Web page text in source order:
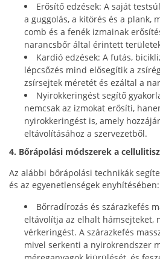
Erősítő edzések: A saját
a guggolás, a kitörés és a plank,
comb és a fenék izmainak
narancsbőr által érintett
Kardió edzések: A futás,
lépcsőzés mind elősegítik a
zsírsejtek méretét és ezáltal a
Nyirokkeringést segítő
nemcsak az izmokat erősíti,
nyirokkeringést is, amely
eltávolításához a szervezetből.
4. Bőrápolási módszerek a
Az alábbi bőrápolási technikák
és az egyenetlenségek enyhítésében:
Bőrradírozás és szárazkefés
eltávolítja az elhalt hámsejteket,
vérkeringést. A szárazkefés
mivel serkenti a nyirokrendszer